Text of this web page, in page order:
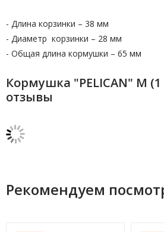
- Длина корзинки – 38 мм
- Диаметр корзинки – 28 мм
- Общая длина кормушки – 65 мм
Кормушка "PELICAN" M (1
отзывы
Рекомендуем